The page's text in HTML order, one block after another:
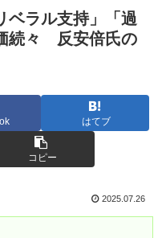
ベラル支持」「過
続々 反安倍氏の
はてブ
コピー
2025.07.26